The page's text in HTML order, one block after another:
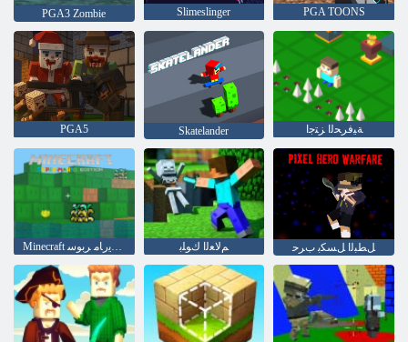
PGA3 Zombie Slimeslinger PGA TOONS
PGA5 Skatelander ﺔﻴﻓﺮﺤﻟﺍ ﺰﺘﺟﺍ
Minecraft ﺔﻌﺒﻄﻟﺍ ﻮﻳﺭﺎﻣ ﺮﺑﻮﺳ ﻢﻟﺎﻌﻟﺍ ﻙﻮﻠﺑ ﻞﻄﺒﻟﺍ ﻞﺴﻜﺑ ﺏﺮﺣ